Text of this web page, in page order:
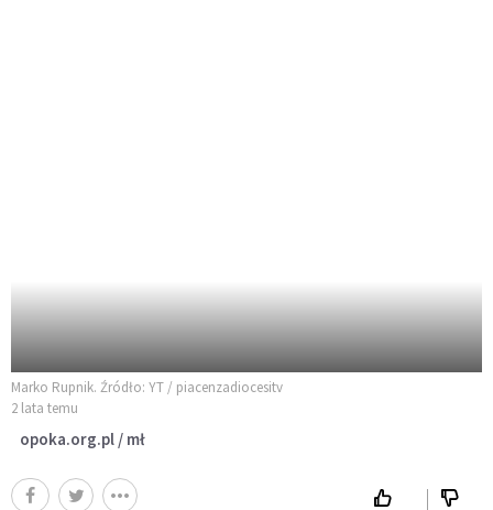
Marko Rupnik. Źródło: YT / piacenzadiocesitv
2 lata temu
opoka.org.pl / mł